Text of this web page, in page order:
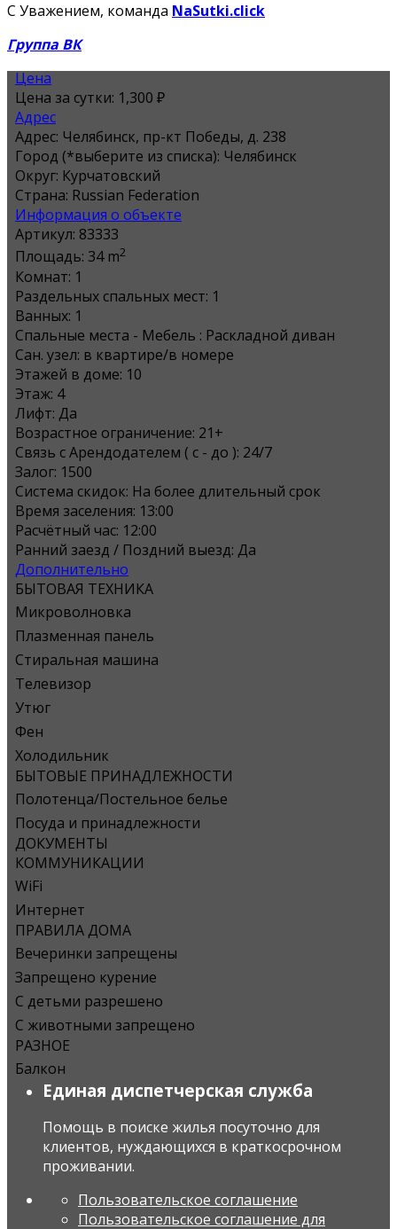
С Уважением, команда NaSutki.click
Группа ВК
Цена
Цена за сутки: 1,300 ₽
Адрес
Адрес: Челябинск, пр-кт Победы, д. 238
Город (*выберите из списка): Челябинск
Округ: Курчатовский
Страна: Russian Federation
Информация о объекте
Артикул: 83333
Площадь: 34 m2
Комнат: 1
Раздельных спальных мест: 1
Ванных: 1
Спальные места - Мебель : Раскладной диван
Сан. узел: в квартире/в номере
Этажей в доме: 10
Этаж: 4
Лифт: Да
Возрастное ограничение: 21+
Связь с Арендодателем ( с - до ): 24/7
Залог: 1500
Система скидок: На более длительный срок
Время заселения: 13:00
Расчётный час: 12:00
Ранний заезд / Поздний выезд: Да
Дополнительно
БЫТОВАЯ ТЕХНИКА
Микроволновка
Плазменная панель
Стиральная машина
Телевизор
Утюг
Фен
Холодильник
БЫТОВЫЕ ПРИНАДЛЕЖНОСТИ
Полотенца/Постельное белье
Посуда и принадлежности
ДОКУМЕНТЫ
КОММУНИКАЦИИ
WiFi
Интернет
ПРАВИЛА ДОМА
Вечеринки запрещены
Запрещено курение
С детьми разрешено
С животными запрещено
РАЗНОЕ
Балкон
Единая диспетчерская служба
Помощь в поиске жилья посуточно для
клиентов, нуждающихся в краткосрочном
проживании.
Пользовательское соглашение
Пользовательское соглашение для